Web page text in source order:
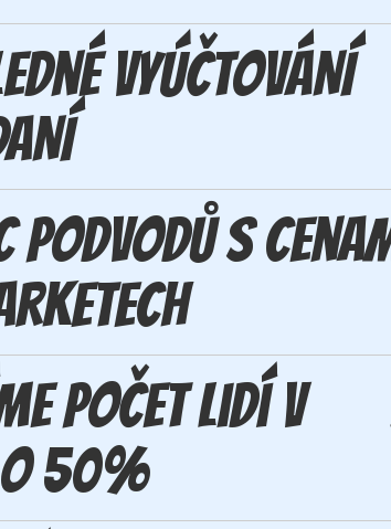
VYÚČTOVÁNÍ
podvodů s
počet lidí v
50%